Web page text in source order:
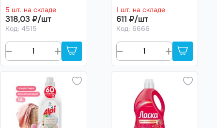
5 шт. на складе
318,03 ₽/шт
Код: 4515
125733
1 шт. на складе
611 ₽/шт
Код: 6666